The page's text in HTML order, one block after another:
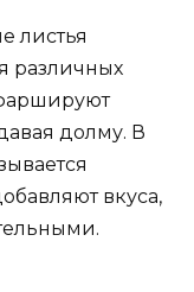
листья
различных
долму. В
вкуса,